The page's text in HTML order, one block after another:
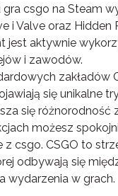
gra csgo na Steam
i Valve oraz Hidden
jest aktywnie
i zawodów.
zakładów
się unikalne
się różnorodność
możesz
csgo. CSGO to
odbywają się
wydarzenia w grach.